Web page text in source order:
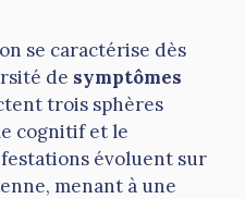
se caractérise dès
de symptômes
trois sphères
cognitif et le
évoluent sur
menant à une